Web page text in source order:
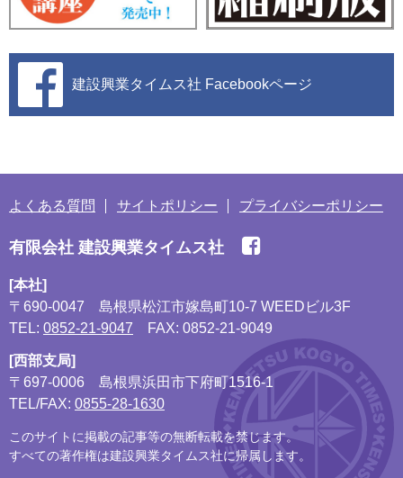
建設興業タイムス社 Facebookページ
よくある質問 サイトポリシー プライバシーポリシー
有限会社 建設興業タイムス社
[本社]
〒690-0047
島根県松江市嫁島町10-7 WEEDビル3F
TEL: 0852-21-9047 FAX: 0852-21-9049
[西部支局]
〒697-0006
島根県浜田市下府町1516-1
TEL/FAX: 0855-28-1630
このサイトに掲載の記事等の無断転載を禁じます。
すべての著作権は建設興業タイムス社に帰属します。